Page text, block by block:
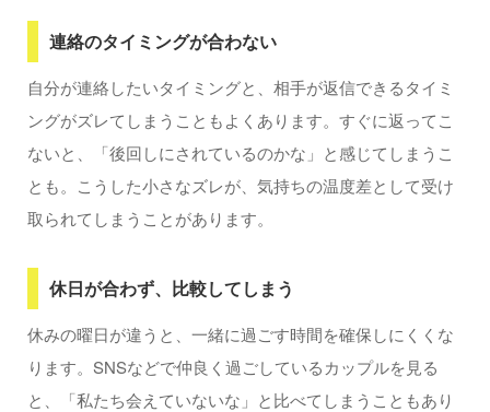
連絡のタイミングが合わない
自分が連絡したいタイミングと、相手が返信できるタイミ
ングがズレてしまうこともよくあります。すぐに返ってこ
ないと、「後回しにされているのかな」と感じてしまうこ
とも。こうした小さなズレが、気持ちの温度差として受け
取られてしまうことがあります。
休日が合わず、比較してしまう
休みの曜日が違うと、一緒に過ごす時間を確保しにくくな
ります。SNSなどで仲良く過ごしているカップルを見る
と、「私たち会えていないな」と比べてしまうこともあり